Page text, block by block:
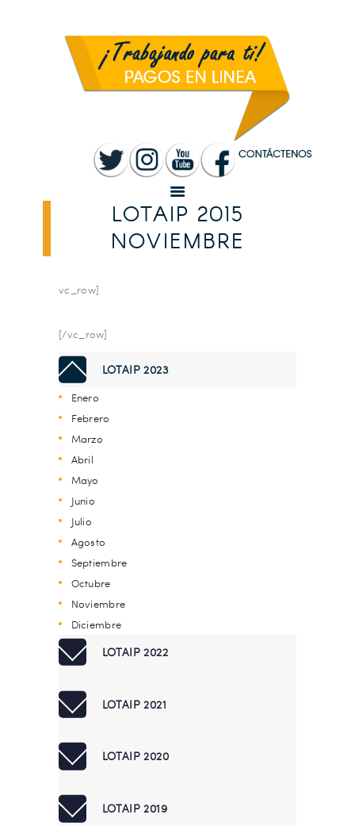
LOTAIP 2015
NOVIEMBRE
MUNICIPALIDAD
SANTA ROSA
CUENTAS
SERVICIOS
CONVOCATORIAS
vc_row]
[/vc_row]
LOTAIP 2023
Enero
Febrero
Marzo
Abril
Mayo
Junio
Julio
Agosto
Septiembre
Octubre
Noviembre
Diciembre
LOTAIP 2022
LOTAIP 2021
LOTAIP 2020
LOTAIP 2019